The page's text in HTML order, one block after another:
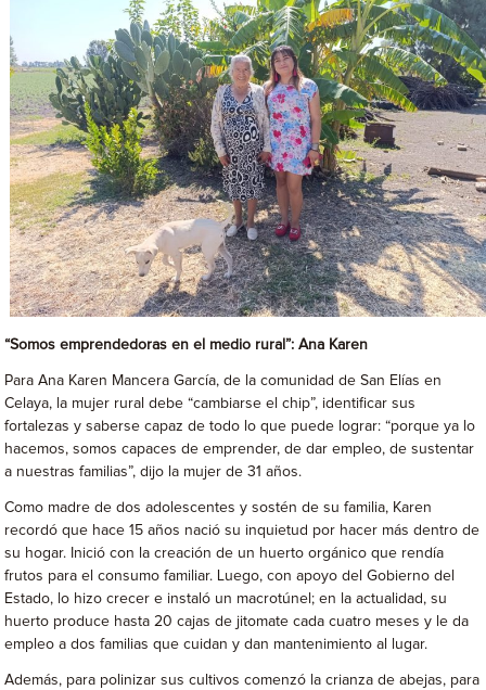
“Somos emprendedoras en el medio rural”: Ana Karen
Para Ana Karen Mancera García, de la comunidad de San Elías en
Celaya, la mujer rural debe “cambiarse el chip”, identificar sus
fortalezas y saberse capaz de todo lo que puede lograr: “porque ya lo
hacemos, somos capaces de emprender, de dar empleo, de sustentar
a nuestras familias”, dijo la mujer de 31 años.
Como madre de dos adolescentes y sostén de su familia, Karen
recordó que hace 15 años nació su inquietud por hacer más dentro de
su hogar. Inició con la creación de un huerto orgánico que rendía
frutos para el consumo familiar. Luego, con apoyo del Gobierno del
Estado, lo hizo crecer e instaló un macrotúnel; en la actualidad, su
huerto produce hasta 20 cajas de jitomate cada cuatro meses y le da
empleo a dos familias que cuidan y dan mantenimiento al lugar.
Además, para polinizar sus cultivos comenzó la crianza de abejas, para